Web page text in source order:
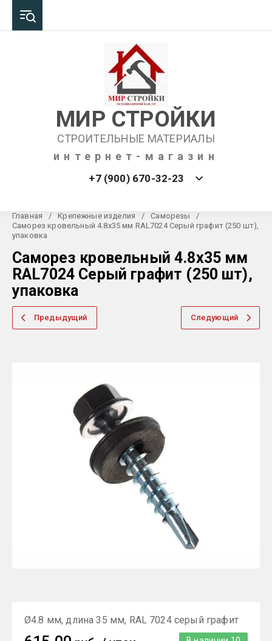
МИР СТРОЙКИ
СТРОИТЕЛЬНЫЕ МАТЕРИАЛЫ
интернет-магазин
+7 (900) 670-32-23
Главная / Крепежные изделия / Саморезы
/
Саморез кровельный 4.8х35 мм RAL7024 Серый графит (250 шт),
упаковка
Саморез кровельный 4.8х35 мм
RAL7024 Серый графит (250 шт),
упаковка
Предыдущий Следующий
Ø4.8 мм, длина 35 мм, RAL 7024 серый графит